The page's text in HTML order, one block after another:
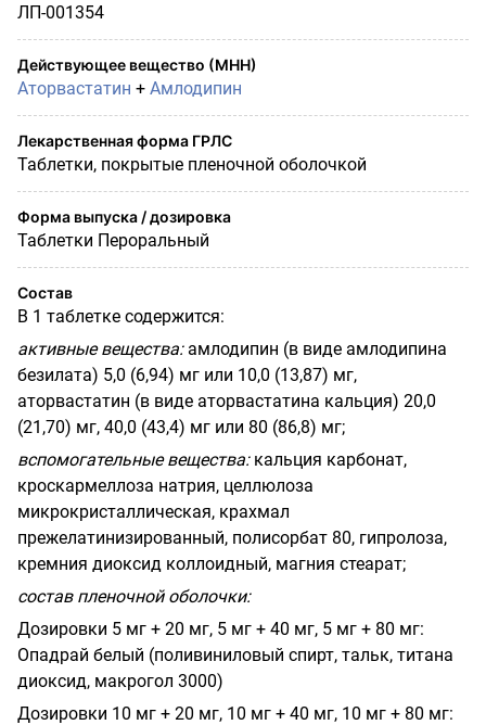
ЛП-001354
Действующее вещество (МНН)
Аторвастатин + Амлодипин
Лекарственная форма ГРЛС
Таблетки, покрытые пленочной оболочкой
Форма выпуска / дозировка
Таблетки Пероральный
Состав
В 1 таблетке содержится:
активные вещества:амлодипин (в виде амлодипина
безилата) 5,0 (6,94) мг или 10,0 (13,87) мг,
аторвастатин (в виде аторвастатина кальция) 20,0
(21,70) мг, 40,0 (43,4) мг или 80 (86,8) мг;
вспомогательные вещества:кальция карбонат,
кроскармеллоза натрия, целлюлоза
микрокристаллическая, крахмал
прежелатинизированный, полисорбат 80, гипролоза,
кремния диоксид коллоидный, магния стеарат;
состав пленочной оболочки:
Дозировки 5 мг + 20 мг, 5 мг + 40 мг, 5 мг + 80 мг:
Опадрай белый (поливиниловый спирт, тальк, титана
диоксид, макрогол 3000)
Дозировки 10 мг + 20 мг, 10 мг + 40 мг, 10 мг + 80 мг: